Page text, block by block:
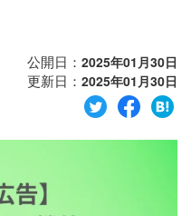
公開日： 2025年01月30日
更新日： 2025年01月30日